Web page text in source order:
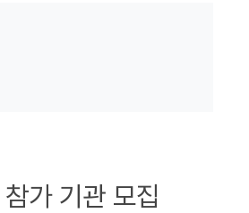
가 기관 모집